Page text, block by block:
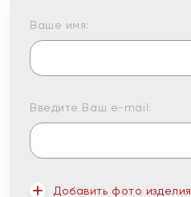
Ваше имя:
Введите Ваш e-mail:
Добавить фото изделия